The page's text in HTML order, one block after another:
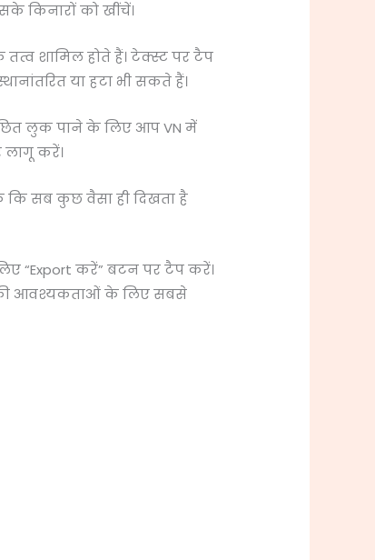
किनारों को खींचें।
शामिल होते हैं। टेक्स्ट पर टैप
या हटा भी सकते हैं।
लुक पाने के लिए आप VN में
लागू करें।
कि सब कुछ वैसा ही दिखता है
“Export करें” बटन पर टैप करें।
आवश्यकताओं के लिए सबसे